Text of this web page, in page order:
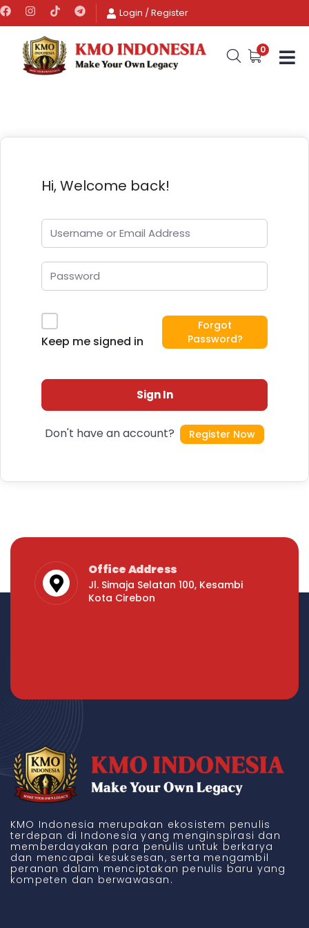
Login /Register
0
Hi, Welcome back!
Keep me signed in
Forgot
Password?
Sign In
Don't have an account? Register Now
Office Address
Jl. Simaja Selatan 100, Kesambi
Kota Cirebon
KMO Indonesia merupakan ekosistem penulis
terdepan di Indonesia yang menginspirasi dan
memberdayakan para penulis untuk berkarya
dan mencapai kesuksesan, serta mengambil
peranan dalam menciptakan penulis baru yang
kompeten dan berwawasan.